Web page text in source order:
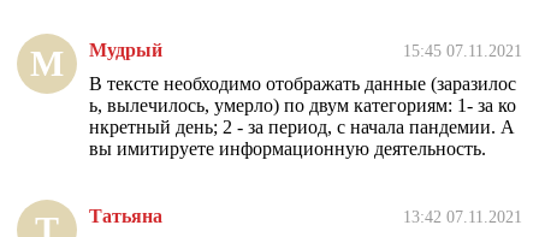
М Мудрый 15:45 07.11.2021
В тексте необходимо отображать данные (заразилос
ь, вылечилось, умерло) по двум категориям: 1- за ко
нкретный день; 2 - за период, с начала пандемии. А
вы имитируете информационную деятельность.
Татьяна 13:42 07.11.2021